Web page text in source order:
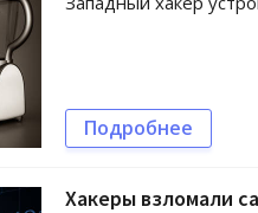
Подробнее
Хакеры взломали